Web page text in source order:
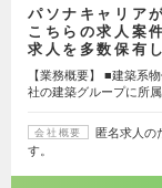
パソナキャリア
こちらの求人案
求人を多数保有
【業務概要】 ■建築系
社の建築グループに所
会社概要
匿名求人の
す。